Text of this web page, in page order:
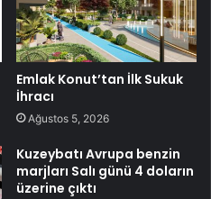
Emlak Konut’tan İlk Sukuk
İhracı
Ağustos 5, 2026
Kuzeybatı Avrupa benzin
marjları Salı günü 4 doların
üzerine çıktı